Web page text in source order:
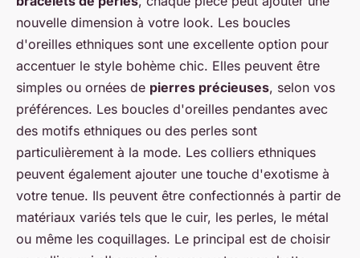
nouvelle dimension à votre look. Les boucles
d'oreilles ethniques sont une excellente option pour
accentuer le style bohème chic. Elles peuvent être
simples ou ornées de pierres précieuses, selon vos
préférences. Les boucles d'oreilles pendantes avec
des motifs ethniques ou des perles sont
particulièrement à la mode. Les colliers ethniques
peuvent également ajouter une touche d'exotisme à
votre tenue. Ils peuvent être confectionnés à partir de
matériaux variés tels que le cuir, les perles, le métal
ou même les coquillages. Le principal est de choisir